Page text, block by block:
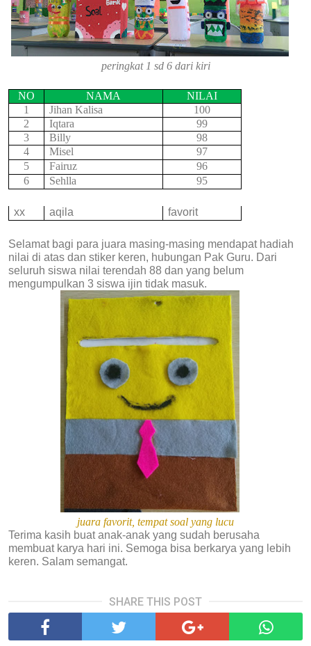
peringkat 1 sd 6 dari kiri
NO NAMA
NILAI
1
Jihan Kalisa
100
2
Iqtara
99
3
Billy
98
4
Misel
97
5
Fairuz
96
6
Sehlla 95
xx aqila favorit
Selamat bagi para juara masing-masing mendapat hadiah
nilai di atas dan stiker keren, hubungan Pak Guru. Dari
seluruh siswa nilai terendah 88 dan yang belum
mengumpulkan 3 siswa ijin tidak masuk.
juara favorit, tempat soal yang lucu
Terima kasih buat anak-anak yang sudah berusaha
membuat karya hari ini. Semoga bisa berkarya yang lebih
keren. Salam semangat.
SHARE THIS POST